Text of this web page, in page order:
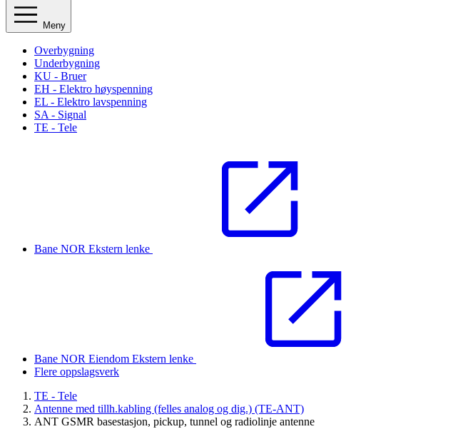
Meny
Overbygning
Underbygning
KU - Bruer
EH - Elektro høyspenning
EL - Elektro lavspenning
SA - Signal
TE - Tele
Bane NOR Ekstern lenke
Bane NOR Eiendom Ekstern lenke
Flere oppslagsverk
TE - Tele
Antenne med tillh.kabling (felles analog og dig.) (TE-ANT)
ANT GSMR basestasjon, pickup, tunnel og radiolinje antenne